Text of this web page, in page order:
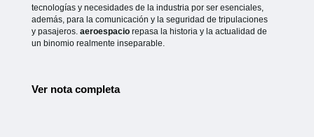
tecnologías y necesidades de la industria por ser esenciales,
además, para la comunicación y la seguridad de tripulaciones
y pasajeros. aeroespacio repasa la historia y la actualidad de
un binomio realmente inseparable.
Ver nota completa